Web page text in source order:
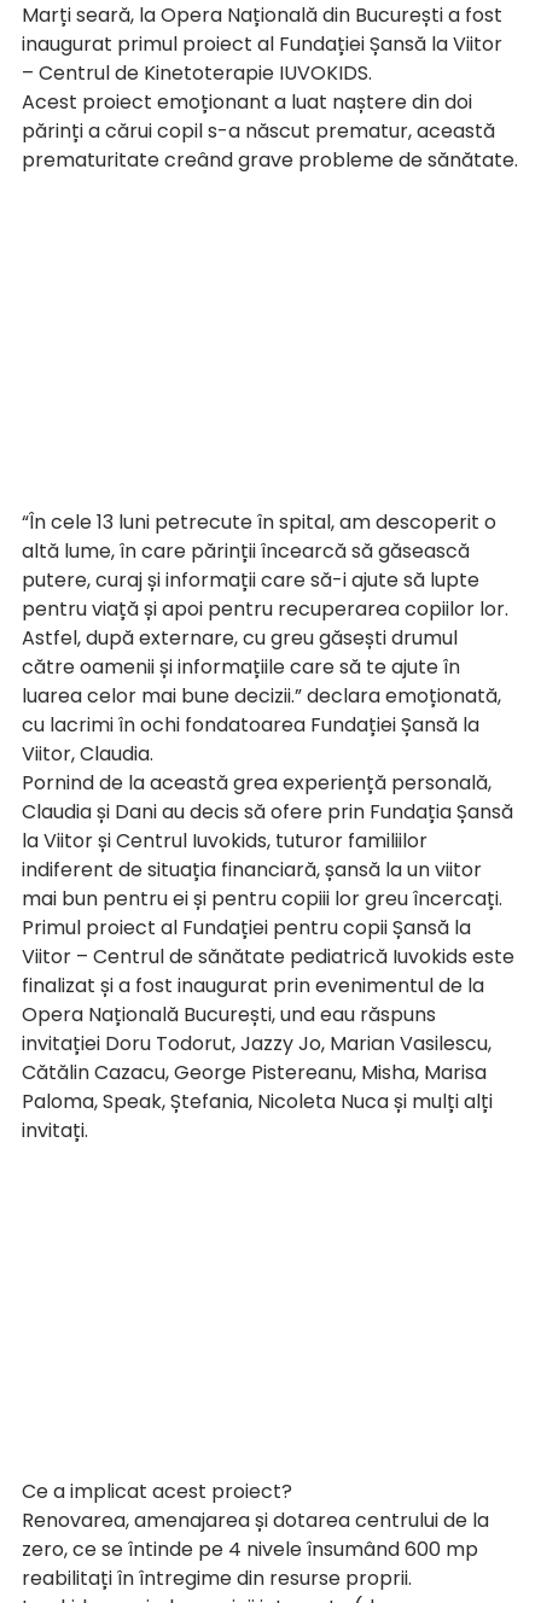
Marți seară, la Opera Națională din București a fost
inaugurat primul proiect al Fundației Șansă la Viitor
– Centrul de Kinetoterapie IUVOKIDS.
Acest proiect emoționant a luat naștere din doi
părinți a cărui copil s-a născut prematur, această
prematuritate creând grave probleme de sănătate.
“În cele 13 luni petrecute în spital, am descoperit o
altă lume, în care părinții încearcă să găsească
putere, curaj și informații care să-i ajute să lupte
pentru viață și apoi pentru recuperarea copiilor lor.
Astfel, după externare, cu greu găsești drumul
către oamenii și informațiile care să te ajute în
luarea celor mai bune decizii.” declara emoționată,
cu lacrimi în ochi fondatoarea Fundației Șansă la
Viitor, Claudia.
Pornind de la această grea experiență personală,
Claudia și Dani au decis să ofere prin Fundația Șansă
la Viitor și Centrul Iuvokids, tuturor familiilor
indiferent de situația financiară, șansă la un viitor
mai bun pentru ei și pentru copiii lor greu încercați.
Primul proiect al Fundației pentru copii Șansă la
Viitor – Centrul de sănătate pediatrică Iuvokids este
finalizat și a fost inaugurat prin evenimentul de la
Opera Națională București, und eau răspuns
invitației Doru Todorut, Jazzy Jo, Marian Vasilescu,
Cătălin Cazacu, George Pistereanu, Misha, Marisa
Paloma, Speak, Ștefania, Nicoleta Nuca și mulți alți
invitați.
Ce a implicat acest proiect?
Renovarea, amenajarea și dotarea centrului de la
zero, ce se întinde pe 4 nivele însumând 600 mp
reabilitați în întregime din resurse proprii.